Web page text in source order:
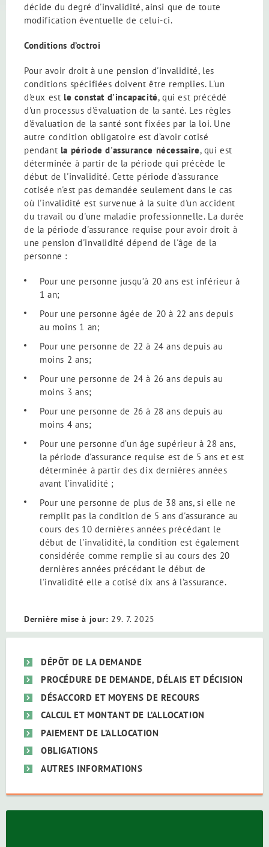
décide du degré d'invalidité, ainsi que de toute
modification éventuelle de celui-ci.
Conditions d’octroi
Pour avoir droit à une pension d'invalidité, les
conditions spécifiées doivent être remplies. L'un
d'eux est le constat d'incapacité, qui est précédé
d'un processus d'évaluation de la santé. Les règles
d'évaluation de la santé sont fixées par la loi. Une
autre condition obligatoire est d’avoir cotisé
pendant la période d'assurance nécessaire, qui est
déterminée à partir de la période qui précède le
début de l'invalidité. Cette période d'assurance
cotisée n'est pas demandée seulement dans le cas
où l'invalidité est survenue à la suite d'un accident
du travail ou d'une maladie professionnelle. La durée
de la période d'assurance requise pour avoir droit à
une pension d'invalidité dépend de l'âge de la
personne :
Pour une personne jusqu’à 20 ans est inférieur à
1 an;
Pour une personne âgée de 20 à 22 ans depuis
au moins 1 an;
Pour une personne de 22 à 24 ans depuis au
moins 2 ans;
Pour une personne de 24 à 26 ans depuis au
moins 3 ans;
Pour une personne de 26 à 28 ans depuis au
moins 4 ans;
Pour une personne d’un âge supérieur à 28 ans,
la période d'assurance requise est de 5 ans et est
déterminée à partir des dix dernières années
avant l'invalidité ;
Pour une personne de plus de 38 ans, si elle ne
remplit pas la condition de 5 ans d'assurance au
cours des 10 dernières années précédant le
début de l'invalidité, la condition est également
considérée comme remplie si au cours des 20
dernières années précédant le début de
l'invalidité elle a cotisé dix ans à l’assurance.
Dernière mise à jour: 29. 7. 2025
DÉPÔT DE LA DEMANDE
PROCÉDURE DE DEMANDE, DÉLAIS ET DÉCISION
DÉSACCORD ET MOYENS DE RECOURS
CALCUL ET MONTANT DE L’ALLOCATION
PAIEMENT DE L’ALLOCATION
OBLIGATIONS
AUTRES INFORMATIONS